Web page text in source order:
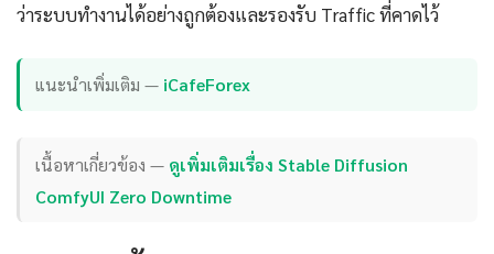
ว่าระบบทำงานได้อย่างถูกต้องและรองรับ Traffic ที่คาดไว้
แนะนำเพิ่มเติม — iCafeForex
เนื้อหาเกี่ยวข้อง — ดูเพิ่มเติมเรื่อง Stable Diffusion
ComfyUI Zero Downtime